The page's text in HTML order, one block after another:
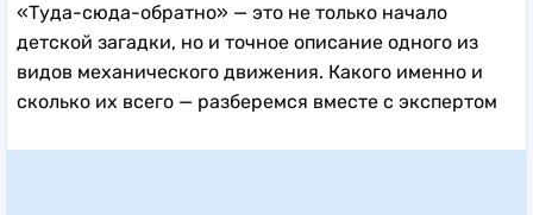
«Туда-сюда-обратно» — это не только начало
детской загадки, но и точное описание одного из
видов механического движения. Какого именно и
сколько их всего — разберемся вместе с экспертом